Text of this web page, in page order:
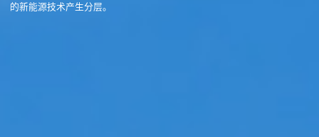
的新能源技术产生分层。